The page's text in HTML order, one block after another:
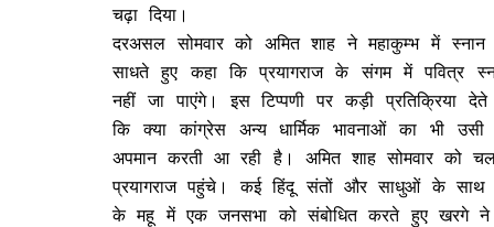
चढ़ा दिया।
दरअसल सोमवार को अमित शाह ने महाकुम्भ में
साधते हुए कहा कि प्रयागराज के संगम में पवित्र
नहीं जा पाएंगे। इस टिप्पणी पर कड़ी प्रतिक्रिया
कि क्या कांग्रेस अन्य धार्मिक भावनाओं का भी
अपमान करती आ रही है। अमित शाह सोमवार को
प्रयागराज पहुंचे। कई हिंदू संतों और साधुओं के साथ
के महू में एक जनसभा को संबोधित करते हुए खरगे ने